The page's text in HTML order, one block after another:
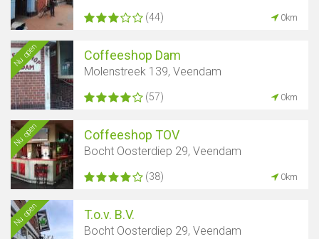
Toon kaart
(44) 0km
Nu open Coffeeshop Dam
Molenstreek 139, Veendam
(57) 0km
Nu open Coffeeshop TOV
Bocht Oosterdiep 29, Veendam
(38) 0km
Nu open T.o.v. B.V.
Bocht Oosterdiep 29, Veendam